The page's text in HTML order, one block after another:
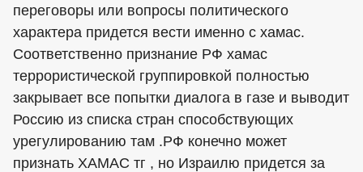
переговоры или вопросы политического
характера придется вести именно с хамас.
Соответственно признание РФ хамас
террористической группировкой полностью
закрывает все попытки диалога в газе и выводит
Россию из списка стран способствующих
урегулированию там .РФ конечно может
признать ХАМАС тг , но Израилю придется за